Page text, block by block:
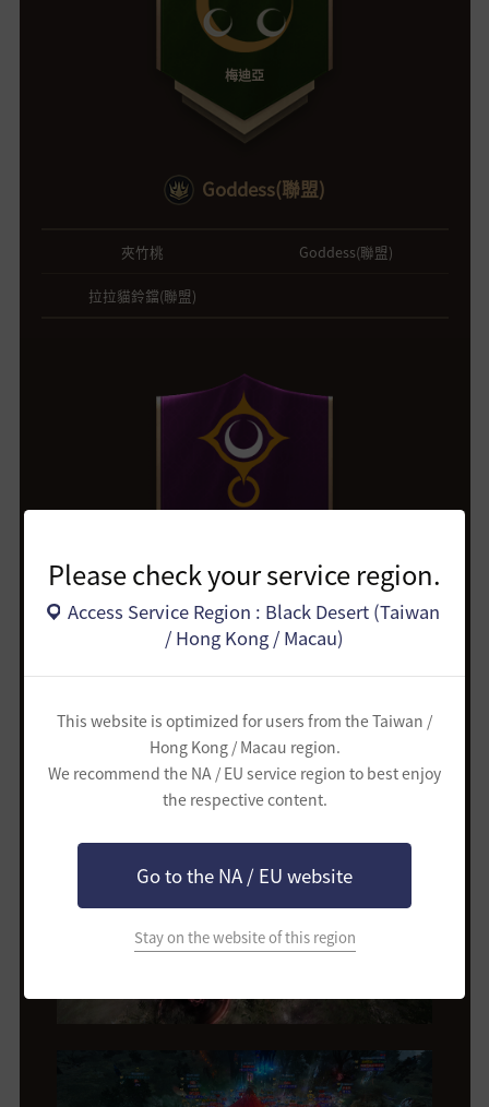
Please check your service region.
Access Service Region : Black Desert (Taiwan
/ Hong Kong / Macau)
This website is optimized for users from the Taiwan /
Hong Kong / Macau region.
We recommend the NA / EU service region to best enjoy
the respective content.
Go to the NA / EU website
Stay on the website of this region
梅迪亞
Goddess(聯盟)
夾竹桃 Goddess(聯盟)
拉拉貓鈴鐺(聯盟)
為什麼不能聯(聯盟)